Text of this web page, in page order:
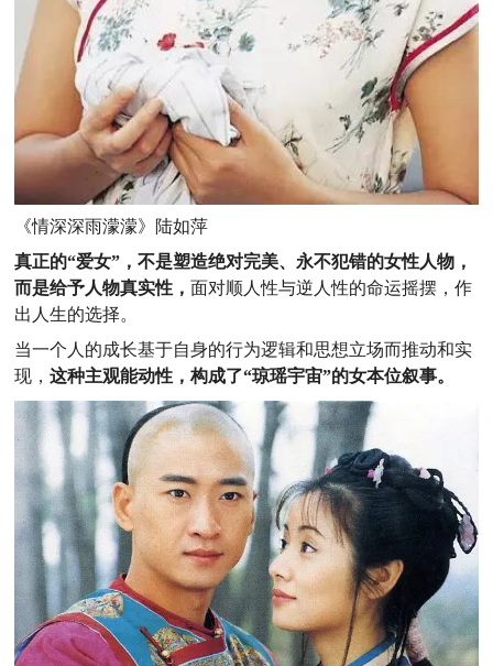
《情深深雨濛濛》陆如萍
真正的“爱女”，不是塑造绝对完美、永不犯错的女性人物，
而是给予人物真实性，面对顺人性与逆人性的命运摇摆，作
出人生的选择。
当一个人的成长基于自身的行为逻辑和思想立场而推动和实
现，这种主观能动性，构成了“琼瑶宇宙”的女本位叙事。